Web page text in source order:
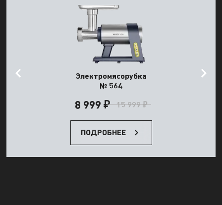
Электромясорубка
№ 564
8 999 ₽ 15 999 ₽
ПОДРОБНЕЕ